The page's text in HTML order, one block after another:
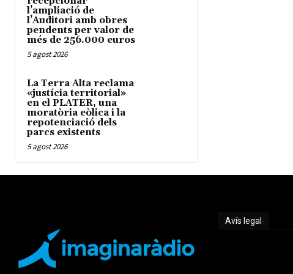
l’ampliació de
l’Auditori amb obres
pendents per valor de
més de 256.000 euros
5 agost 2026
La Terra Alta reclama
«justícia territorial»
en el PLATER, una
moratòria eòlica i la
repotenciació dels
parcs existents
5 agost 2026
Avís legal